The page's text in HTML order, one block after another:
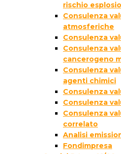
rischio
Consulenza
atmosferiche
Consulenza
Consulenza
cancerogeno
Consulenza
agenti chimici
Consulenza
Consulenza
Consulenza
correlato
Analisi
Fondimpresa